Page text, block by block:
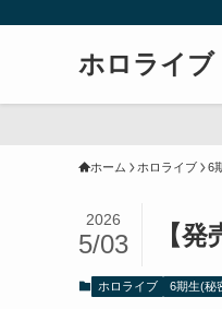
ホロライブ
ホーム ホロライブ 6
【
2026
5/03
ホロライブ 6期生(秘